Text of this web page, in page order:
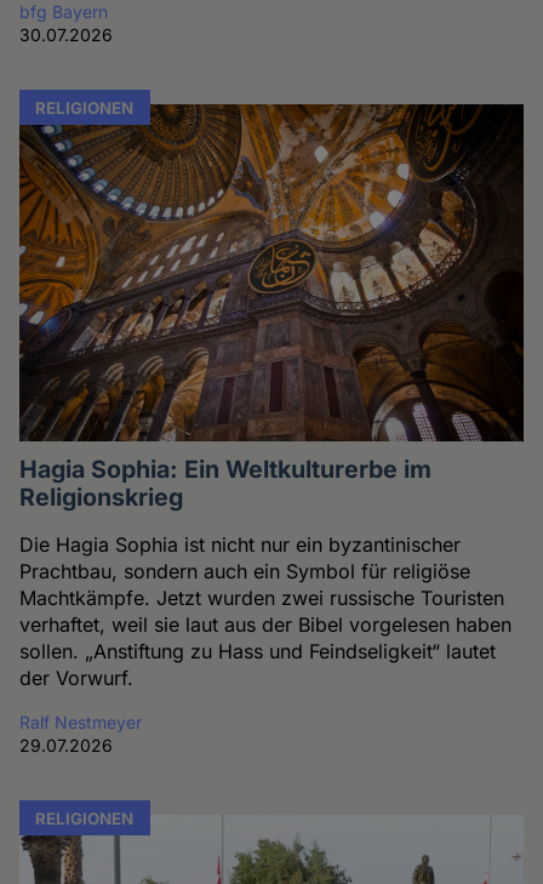
bfg Bayern
30.07.2026
RELIGIONEN
Hagia Sophia: Ein Weltkulturerbe im
Religionskrieg
Die Hagia Sophia ist nicht nur ein byzantinischer
Prachtbau, sondern auch ein Symbol für religiöse
Machtkämpfe. Jetzt wurden zwei russische Touristen
verhaftet, weil sie laut aus der Bibel vorgelesen haben
sollen. „Anstiftung zu Hass und Feindseligkeit“ lautet
der Vorwurf.
Ralf Nestmeyer
29.07.2026
RELIGIONEN